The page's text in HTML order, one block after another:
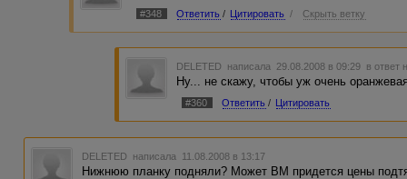
#348 Ответить / Цитировать / Скрыть ветку
DELETED написала 29.08.2008 в 09:29 в ответ
Ну... не скажу, чтобы уж очень
#360 Ответить / Цитировать
DELETED написала 11.08.2008 в 13:17
Нижнюю планку подняли? Может ВМ придется цены